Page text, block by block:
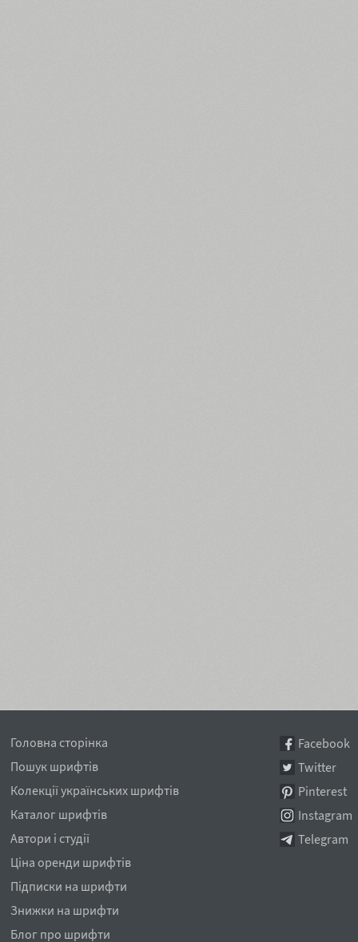
Головна сторінка
Пошук шрифтів
Колекції українських шрифтів
Каталог шрифтів
Автори і студії
Ціна оренди шрифтів
Підписки на шрифти
Знижки на шрифти
Блог про шрифти
Facebook
Twitter
Pinterest
Instagram
Telegram